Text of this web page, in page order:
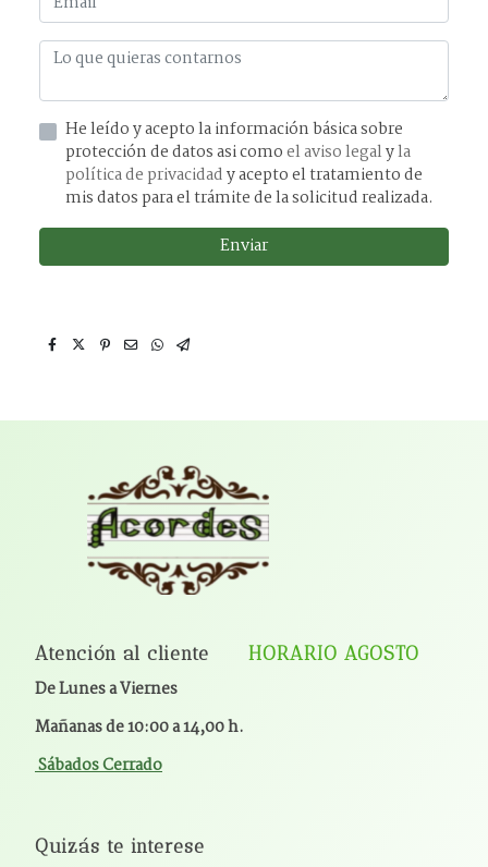
He leído y acepto la información básica sobre
protección de datos asi comoel aviso legalyla
política de privacidady acepto el tratamiento de
mis datos para el trámite de la solicitud realizada.
Enviar
Atención al cliente HORARIO AGOSTO
De Lunes a Viernes
Mañanas de 10:00 a 14,00 h.
Sábados Cerrado
Quizás te interese